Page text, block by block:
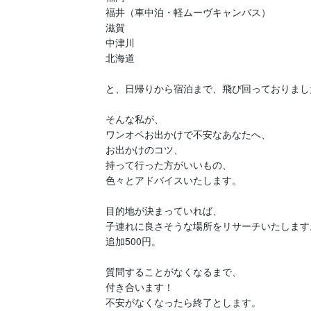
福井（車中泊・軽ムーヴキャンバス）
滋賀
中津川
北海道
と、日帰りから宿泊まで、飛び回っておりま
そんな私が、
ワンオペお出かけで不安なあなたへ、
お出かけのコツ、
持って行った方がいいもの、
色々とアドバイスいたします。
目的地が決まっていれば、
子連れに良さそうな場所をリサーチいたしま
追加500円。
質問することがなくなるまで、
付き合います！
不安がなくなったら終了とします。